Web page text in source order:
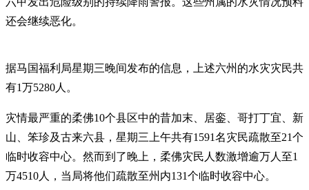
还会继续恶化。
据马国福利局星期三晚间发布的信息，上述六州的水灾灾民共
有1万5280人。
灾情最严重的柔佛10个县区中的昔加末、居銮、哥打丁宜、新
山、笨珍及古来六县，星期三上午共有1591名灾民疏散至21个
临时收容中心。然而到了晚上，柔佛灾民人数激增逾万人至1
万4510人，当局将他们疏散至州内131个临时收容中心。